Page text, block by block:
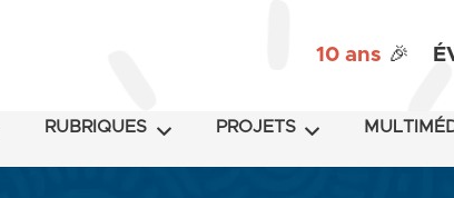
10 ans 🎉
RUBRIQUES PROJETS